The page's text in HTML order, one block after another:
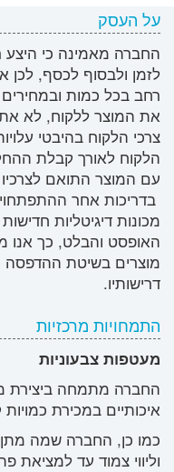
על העסק
החברה מאמינה כי היצע
לזמן ולבסוף לכסף, לכן
רחב בכל כמות ובמחירים
את המוצר ללקוח, לא
צרכי הלקוח בהיבטי
הלקוח לאורך קבלת
עם המוצר התואם
בדריכות אחר
מכונות דיגיטליות
האופסט והבלט, כך אנו
מוצרים בשיטת
דרישותיו.
התמחויות מרכזיות
מעטפות צבעוניות
החברה מתמחה ביצירת
איכותיים במכירת
כמו כן, החברה שמה מתן
וליווי צמוד עד למציאת